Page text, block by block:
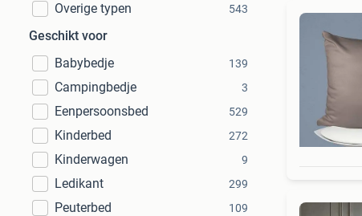
Overige typen 543
Geschikt voor
Babybedje
139
Campingbedje 3
Eenpersoonsbed 529
Kinderbed 272
Kinderwagen 9
Ledikant 299
Peuterbed 109